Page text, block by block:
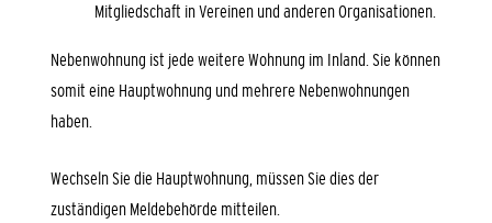
Mitgliedschaft in Vereinen und anderen Organisationen.
Nebenwohnung ist jede weitere Wohnung im Inland. Sie können
somit eine Hauptwohnung und mehrere Nebenwohnungen
haben.
Wechseln Sie die Hauptwohnung, müssen Sie dies der
zuständigen Meldebehörde mitteilen.